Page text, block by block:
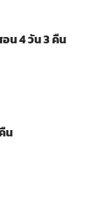
น 4 วัน 3 คืน
น